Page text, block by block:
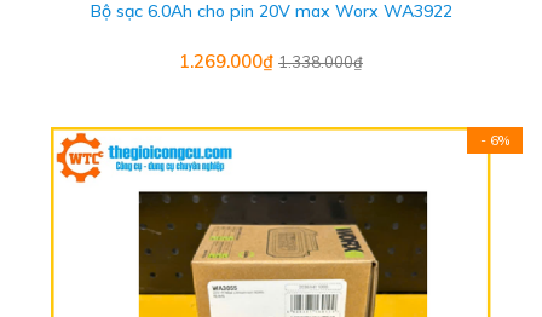
Bộ sạc 6.0Ah cho pin 20V max Worx WA3922
1.269.000₫ 1.338.000₫
- 6%